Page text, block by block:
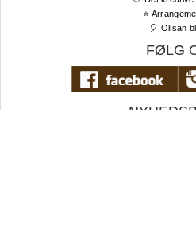
⭐️
🎈 Olisan
FØLG